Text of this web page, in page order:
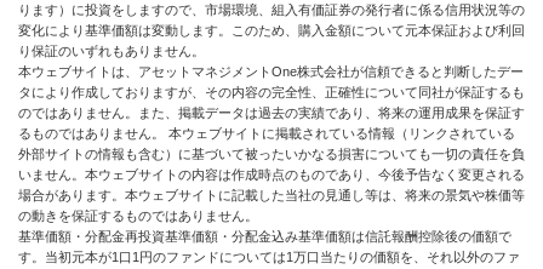
ります）に投資をしますので、市場環境、組入有価証券の発行者に係る信用状況等の
変化により基準価額は変動します。このため、購入金額について元本保証および利回
り保証のいずれもありません。
本ウェブサイトは、アセットマネジメントOne株式会社が信頼できると判断したデー
タにより作成しておりますが、その内容の完全性、正確性について同社が保証するも
のではありません。また、掲載データは過去の実績であり、将来の運用成果を保証す
るものではありません。 本ウェブサイトに掲載されている情報（リンクされている
外部サイトの情報も含む）に基づいて被ったいかなる損害についても一切の責任を負
いません。本ウェブサイトの内容は作成時点のものであり、今後予告なく変更される
場合があります。本ウェブサイトに記載した当社の見通し等は、将来の景気や株価等
の動きを保証するものではありません。
基準価額・分配金再投資基準価額・分配金込み基準価額は信託報酬控除後の価額で
す。当初元本が1口1円のファンドについては1万口当たりの価額を、それ以外のファ